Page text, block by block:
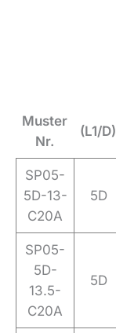
Muster
Nr.
(L1/D)
SP05-
5D-13-
C20A
5D
SP05-
5D-
13.5-
C20A
5D